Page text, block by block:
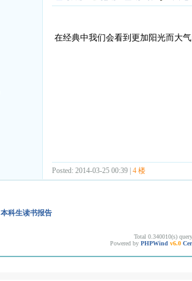
在经典中我们会看到更加阳光而大
Posted: 2014-03-25 00:39 | 4 楼
本科生读书报告
Total 0.340010(s)
Powered by PHPWind v6.0